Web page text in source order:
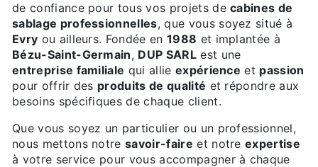
de confiance pour tous vos projets decabines de
sablage professionnelles, que vous soyez situé à
Evry ou ailleurs. Fondée en 1988 et implantée à
Bézu-Saint-Germain, DUP SARLest une
entreprise familiale qui allie expérience et passion
pour offrir des produits de qualité et répondre aux
besoins spécifiques de chaque client.
Que vous soyez un particulier ou un professionnel,
nous mettons notresavoir-faire et notreexpertise
à votre service pour vous accompagner à chaque